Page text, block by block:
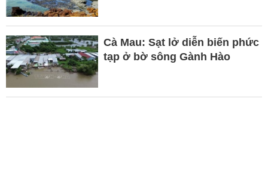
Cà Mau: Sạt lở diễn biến phức
tạp ở bờ sông Gành Hào